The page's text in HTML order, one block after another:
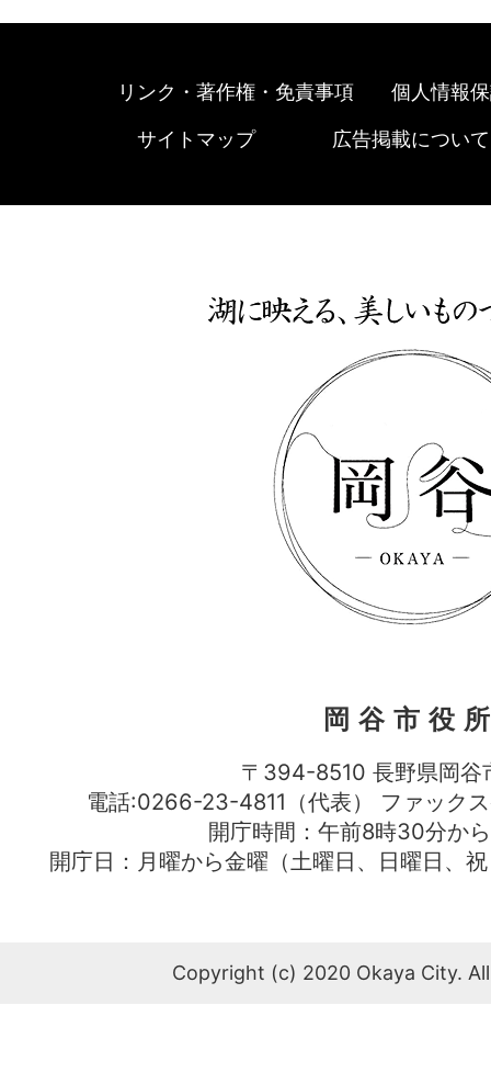
リンク・著作権・免責事項 個人情報
サイトマップ 広告掲載について
岡谷市役
〒394-8510 長野県岡谷
電話:0266-23-4811（代表） ファッ
開庁時間：午前8時30分か
開庁日：月曜から金曜（土曜日、日曜日、
Copyright (c) 2020 Okaya City.